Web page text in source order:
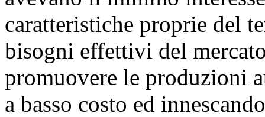
caratteristiche proprie del
bisogni effettivi del
promuovere le produzioni
a basso costo ed